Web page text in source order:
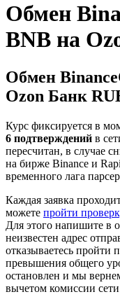
Обмен
BNB на
Обмен
Ozon Банк
Курс фиксируется в
6 подтверждений в
пересчитан, в случае
на бирже Binance и
временного лага
Каждая заявка
можете пройти
Для этого напишите в
неизвестен адрес
отказываетесь пройти
превышения общего
остановлен и мы
вычетом комиссии